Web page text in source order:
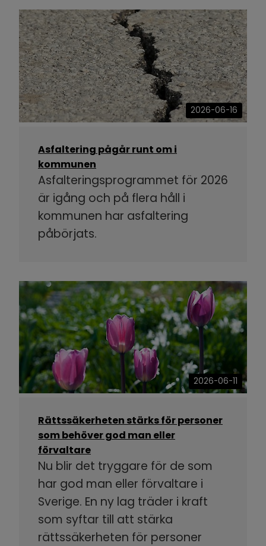
2026-06-16
Asfaltering pågår runt om i
kommunen
Asfalteringsprogrammet för 2026
är igång och på flera håll i
kommunen har asfaltering
påbörjats.
2026-06-11
Rättssäkerheten stärks för personer
som behöver god man eller
förvaltare
Nu blir det tryggare för de som
har god man eller förvaltare i
Sverige. En ny lag träder i kraft
som syftar till att stärka
rättssäkerheten för personer